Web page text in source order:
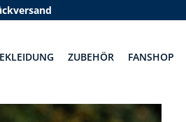
ZUBEHÖR FANSHOP